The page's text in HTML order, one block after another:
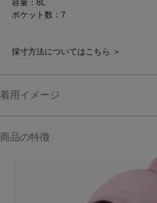
容量：8L
ポケット数：7
採寸方法についてはこちら ＞
着用イメージ
商品の特徴